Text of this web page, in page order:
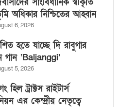
অধিকার নিশ্চিতের আহ্বান
6, 2026
হতে যাচ্ছে দি রাবুগার
গান ‘Baljanggi’
5, 2026
হিল ট্রাক্টস রাইটার্স
এর কেন্দ্রীয় নেতৃত্বে